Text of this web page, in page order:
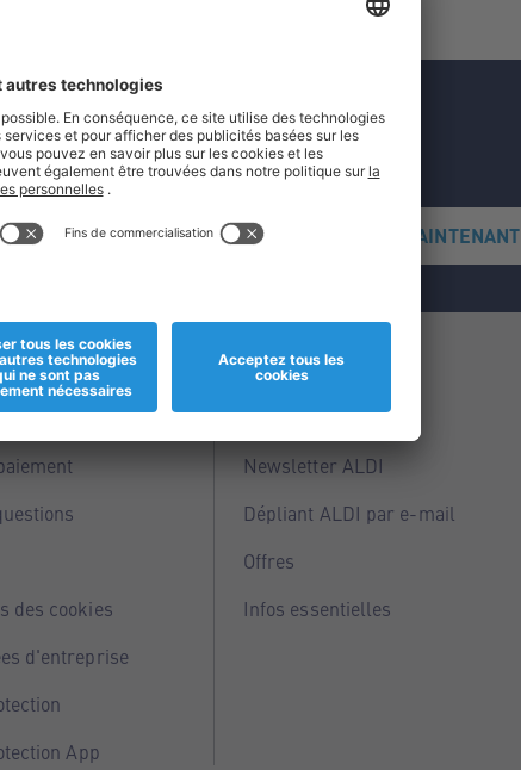
S'INSCRIRE MAINTENANT
des cookies
d'entreprise
App
Service
Points ALDI
Newsletter ALDI
Dépliant ALDI par e-mail
Offres
Infos essentielles